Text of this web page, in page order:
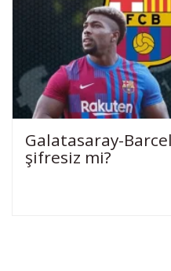
Galatasaray-
şifresiz mi?